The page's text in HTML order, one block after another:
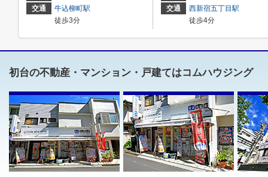
交通
牛込柳町駅
徒歩3分
交通
西新宿五丁目駅
徒歩4分
初台の不動産・マンション・戸建てはコムハウジング